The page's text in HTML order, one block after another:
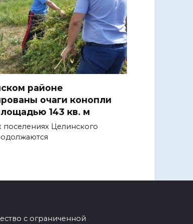
районе
очаги конопли
143 кв. м
поселениях Целинского
с ограниченной